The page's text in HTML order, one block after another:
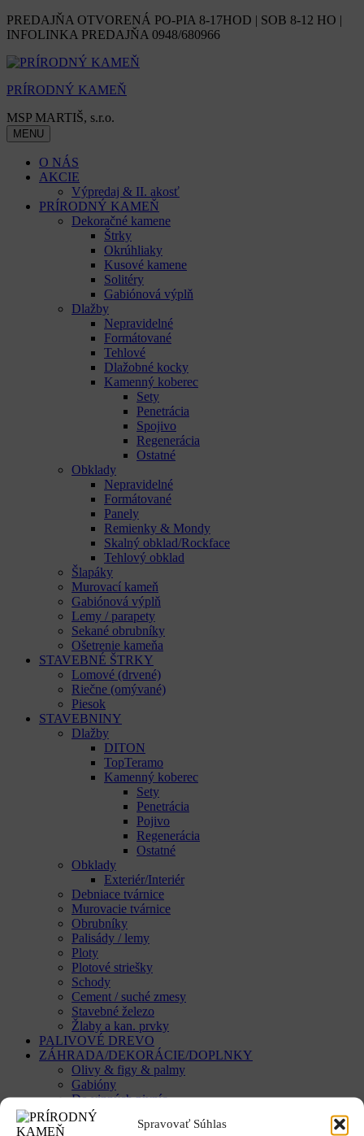
Spravovať Súhlas
Skip
to
PREDAJŇA OTVORENÁ PO-PIA 8-17HOD | SOB 8-12 HO |
INFOLINKA PREDAJŇA 0948/680966
PRÍRODNÝ KAMEŇ
MSP MARTIŠ, s.r.o.
MENU
O NÁS
AKCIE
Výpredaj & II. akosť
PRÍRODNÝ KAMEŇ
Dekoračné kamene
Štrky
Okrúhliaky
Kusové kamene
Solitéry
Gabiónová výplň
Dlažby
Nepravidelné
Formátované
Tehlové
Dlažobné kocky
Kamenný koberec
Sety
Penetrácia
Spojivo
Regenerácia
Ostatné
Obklady
Nepravidelné
Formátované
Panely
Remienky & Mondy
Skalný obklad/Rockface
Tehlový obklad
Šlapáky
Murovací kameň
Gabiónová výplň
Lemy / parapety
Sekané obrubníky
Ošetrenie kameňa
STAVEBNÉ ŠTRKY
Lomové (drvené)
Riečne (omývané)
Piesok
STAVEBNINY
Dlažby
DITON
TopTeramo
Kamenný koberec
Sety
Penetrácia
Pojivo
Regenerácia
Ostatné
Obklady
Exteriér/Interiér
Debniace tvárnice
Murovacie tvárnice
Obrubníky
Palisády / lemy
Ploty
Plotové striešky
Schody
Cement / suché zmesy
Stavebné železo
Žlaby a kan. prvky
PALIVOVÉ DREVO
ZÁHRADA/DEKORÁCIE/DOPLNKY
Olivy & figy & palmy
Gabióny
Do vinných pivníc
Exkluzívne talianske dekorácie
Húpačky & sedenia